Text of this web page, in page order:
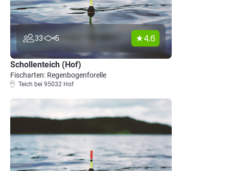
33 5 4.6
Schollenteich (Hof)
Fischarten: Regenbogenforelle
Teich bei 95032 Hof